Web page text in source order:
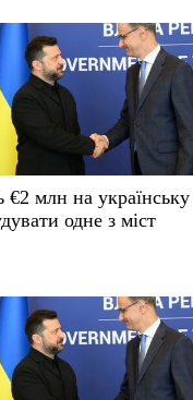
€2 млн на
одне з міст